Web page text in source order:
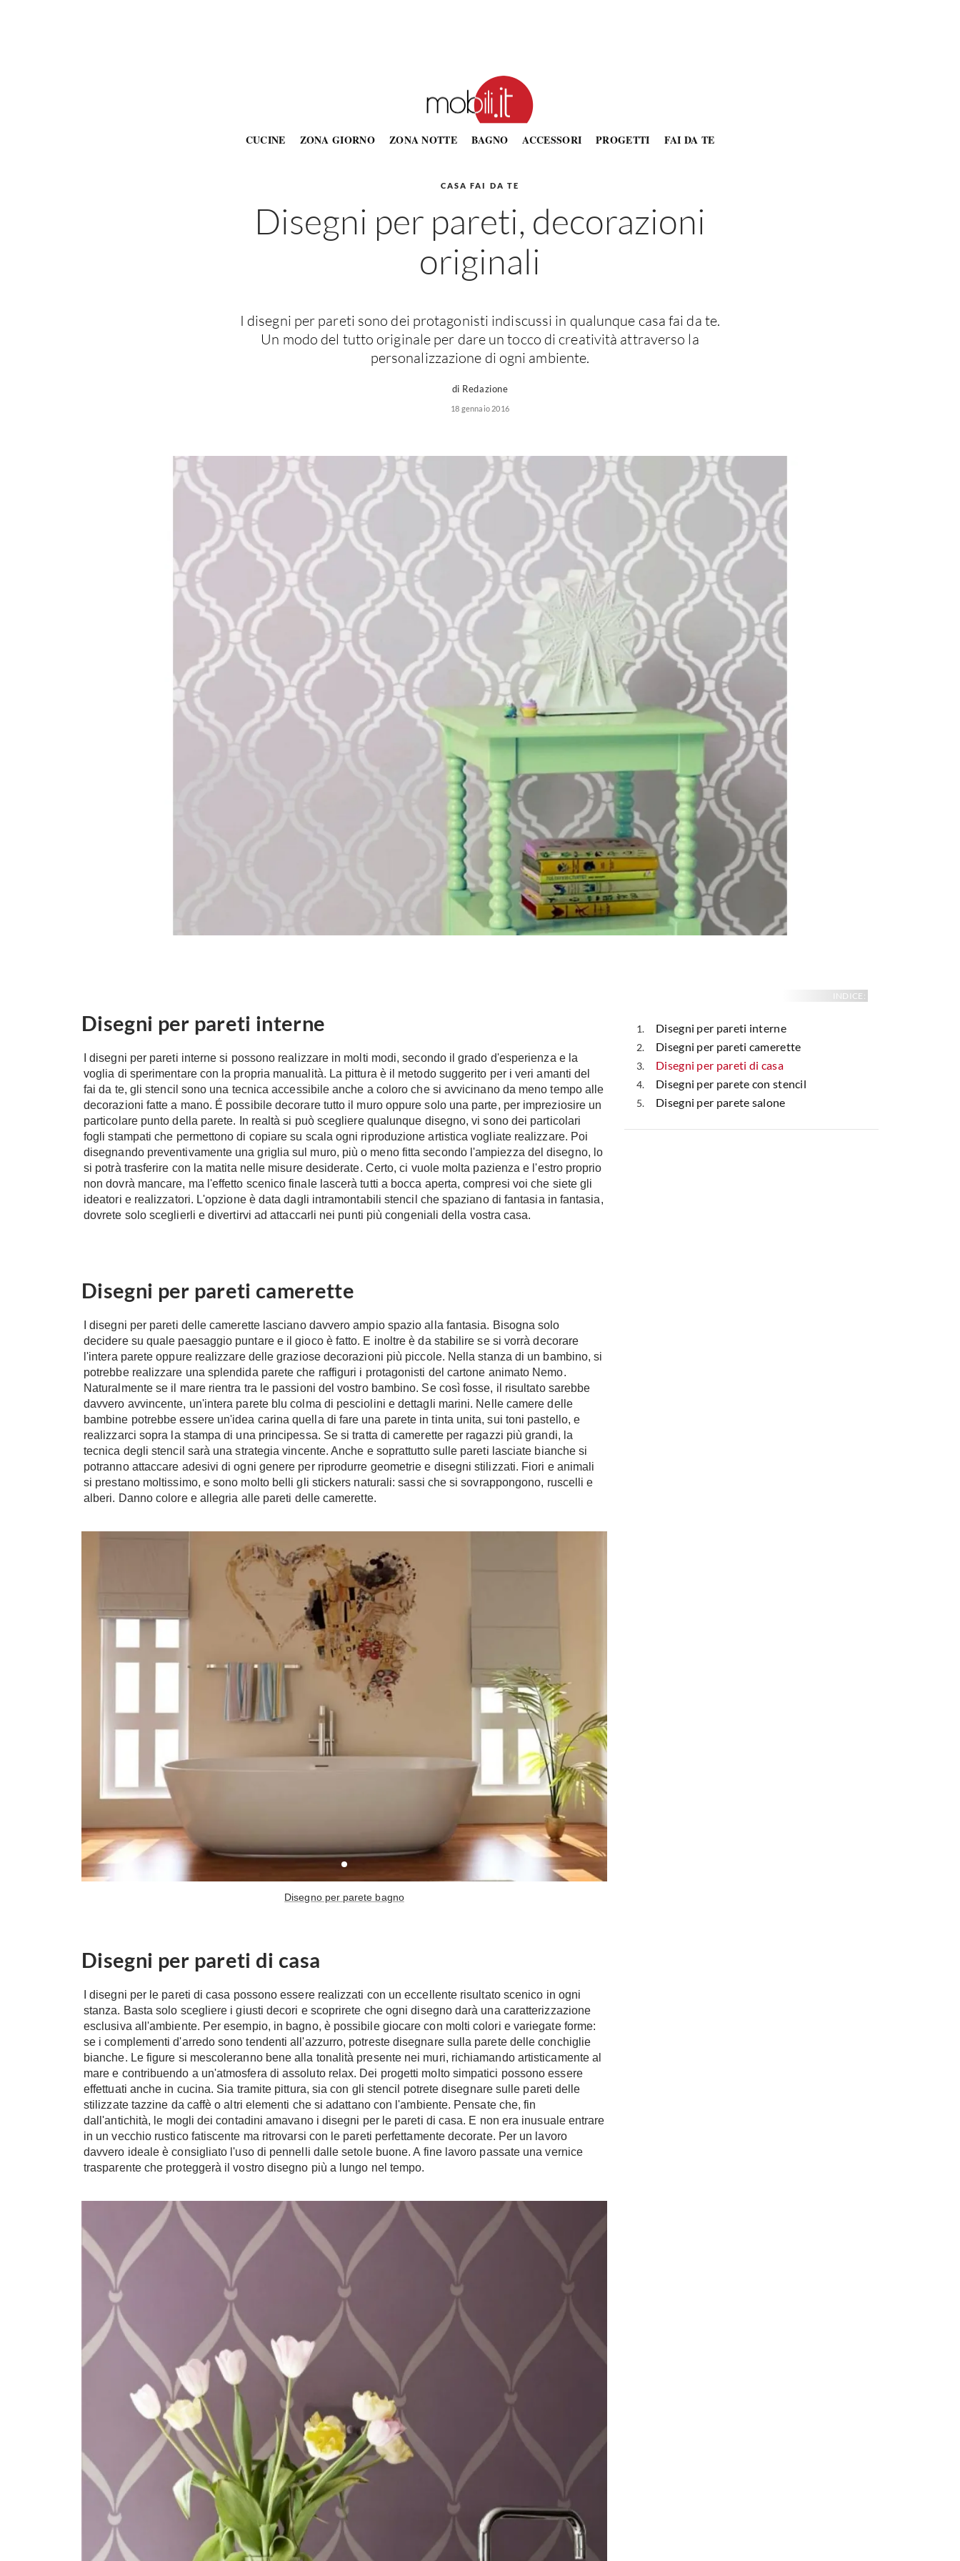
CUCINE ZONA GIORNO ZONA NOTTE BAGNO ACCESSORI PROGETTI FAI DA TE
CASA FAI DA TE
Disegni per pareti, decorazioni
originali
I disegni per pareti sono dei protagonisti indiscussi in qualunque casa fai da te.
Un modo del tutto originale per dare un tocco di creatività attraverso la
personalizzazione di ogni ambiente.
di Redazione
18 gennaio 2016
Disegni per pareti interne
I disegni per pareti interne si possono realizzare in molti modi, secondo il grado d'esperienza e la
voglia di sperimentare con la propria manualità. La pittura è il metodo suggerito per i veri amanti del
fai da te, gli stencil sono una tecnica accessibile anche a coloro che si avvicinano da meno tempo alle
decorazioni fatte a mano. É possibile decorare tutto il muro oppure solo una parte, per impreziosire un
particolare punto della parete. In realtà si può scegliere qualunque disegno, vi sono dei particolari
fogli stampati che permettono di copiare su scala ogni riproduzione artistica vogliate realizzare. Poi
disegnando preventivamente una griglia sul muro, più o meno fitta secondo l'ampiezza del disegno, lo
si potrà trasferire con la matita nelle misure desiderate. Certo, ci vuole molta pazienza e l'estro proprio
non dovrà mancare, ma l'effetto scenico finale lascerà tutti a bocca aperta, compresi voi che siete gli
ideatori e realizzatori. L'opzione è data dagli intramontabili stencil che spaziano di fantasia in fantasia,
dovrete solo sceglierli e divertirvi ad attaccarli nei punti più congeniali della vostra casa.
Disegni per pareti camerette
I disegni per pareti delle camerette lasciano davvero ampio spazio alla fantasia. Bisogna solo
decidere su quale paesaggio puntare e il gioco è fatto. E inoltre è da stabilire se si vorrà decorare
l'intera parete oppure realizzare delle graziose decorazioni più piccole. Nella stanza di un bambino, si
potrebbe realizzare una splendida parete che raffiguri i protagonisti del cartone animato Nemo.
Naturalmente se il mare rientra tra le passioni del vostro bambino. Se così fosse, il risultato sarebbe
davvero avvincente, un'intera parete blu colma di pesciolini e dettagli marini. Nelle camere delle
bambine potrebbe essere un'idea carina quella di fare una parete in tinta unita, sui toni pastello, e
realizzarci sopra la stampa di una principessa. Se si tratta di camerette per ragazzi più grandi, la
tecnica degli stencil sarà una strategia vincente. Anche e soprattutto sulle pareti lasciate bianche si
potranno attaccare adesivi di ogni genere per riprodurre geometrie e disegni stilizzati. Fiori e animali
si prestano moltissimo, e sono molto belli gli stickers naturali: sassi che si sovrappongono, ruscelli e
alberi. Danno colore e allegria alle pareti delle camerette.
Disegno per parete bagno
Disegni per pareti di casa
I disegni per le pareti di casa possono essere realizzati con un eccellente risultato scenico in ogni
stanza. Basta solo scegliere i giusti decori e scoprirete che ogni disegno darà una caratterizzazione
esclusiva all'ambiente. Per esempio, in bagno, è possibile giocare con molti colori e variegate forme:
se i complementi d'arredo sono tendenti all'azzurro, potreste disegnare sulla parete delle conchiglie
bianche. Le figure si mescoleranno bene alla tonalità presente nei muri, richiamando artisticamente al
mare e contribuendo a un'atmosfera di assoluto relax. Dei progetti molto simpatici possono essere
effettuati anche in cucina. Sia tramite pittura, sia con gli stencil potrete disegnare sulle pareti delle
stilizzate tazzine da caffè o altri elementi che si adattano con l'ambiente. Pensate che, fin
dall'antichità, le mogli dei contadini amavano i disegni per le pareti di casa. E non era inusuale entrare
in un vecchio rustico fatiscente ma ritrovarsi con le pareti perfettamente decorate. Per un lavoro
davvero ideale è consigliato l'uso di pennelli dalle setole buone. A fine lavoro passate una vernice
trasparente che proteggerà il vostro disegno più a lungo nel tempo.
INDICE:
Disegni per pareti interne
Disegni per pareti camerette
Disegni per pareti di casa
Disegni per parete con stencil
Disegni per parete salone